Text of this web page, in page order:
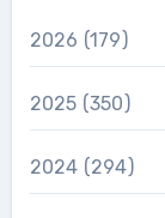
2026 (179)
2025 (350)
2024 (294)